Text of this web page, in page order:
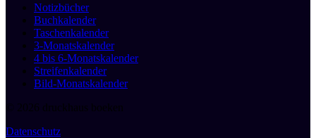
Notizbücher
Buchkalender
Taschenkalender
3-Monatskalender
4 bis 6-Monatskalender
Streifenkalender
Bild-Monatskalender
© 2026 druckhaus boeken
Datenschutz